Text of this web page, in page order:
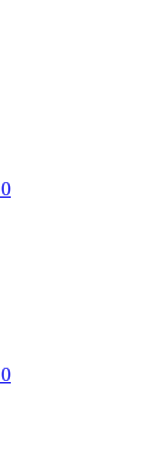
0
0